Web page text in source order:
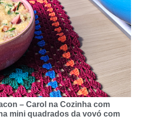
– Carol na Cozinha com
mini quadrados da vovó com